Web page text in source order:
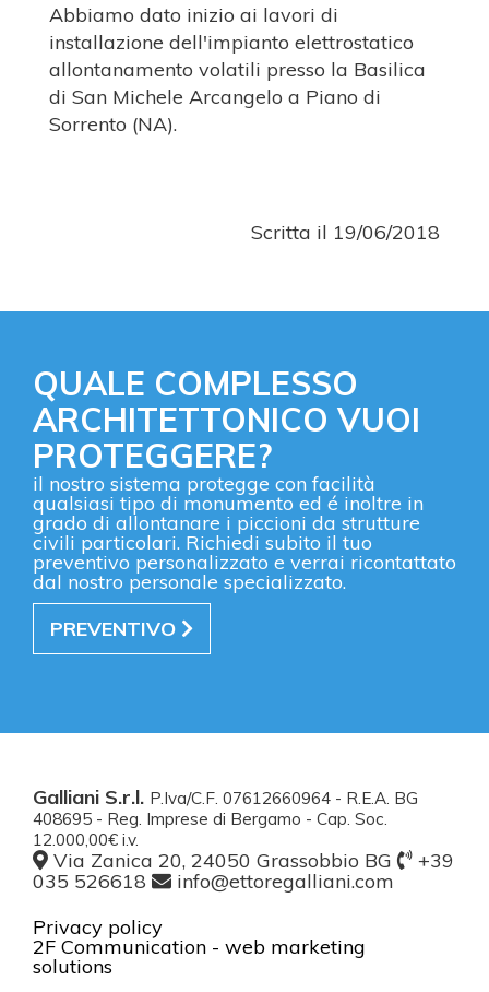
Abbiamo dato inizio ai lavori di
installazione dell'impianto elettrostatico
allontanamento volatili presso la Basilica
di San Michele Arcangelo a Piano di
Sorrento (NA).
Scritta il 19/06/2018
QUALE COMPLESSO
ARCHITETTONICO VUOI
PROTEGGERE?
il nostro sistema protegge con facilità
qualsiasi tipo di monumento ed é inoltre in
grado di allontanare i piccioni da strutture
civili particolari. Richiedi subito il tuo
preventivo personalizzato e verrai ricontattato
dal nostro personale specializzato.
PREVENTIVO
Galliani S.r.l. P.Iva/C.F. 07612660964 - R.E.A. BG
408695 - Reg. Imprese di Bergamo - Cap. Soc.
12.000,00€ i.v.
Via Zanica 20, 24050 Grassobbio BG
+39
035 526618
info@ettoregalliani.com
Privacy policy
2F Communication - web marketing
solutions